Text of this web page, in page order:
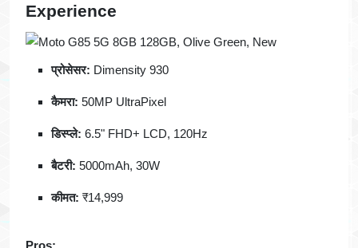
Experience
प्रोसेसर: Dimensity 930
कैमरा: 50MP UltraPixel
डिस्प्ले: 6.5" FHD+ LCD, 120Hz
बैटरी: 5000mAh, 30W
कीमत: ₹14,999